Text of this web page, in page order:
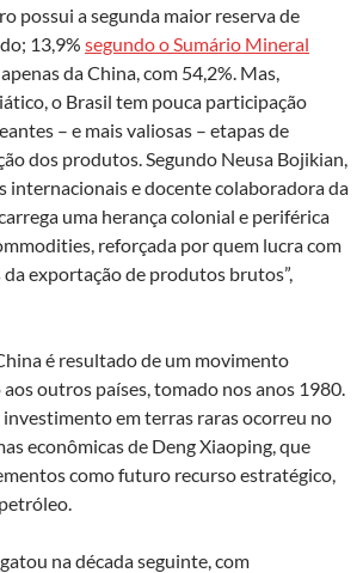
possui a segunda maior reserva de
13,9% segundo o Sumário Mineral
da China, com 54,2%. Mas,
o Brasil tem pouca participação
– e mais valiosas – etapas de
dos produtos. Segundo Neusa Bojikian,
internacionais e docente colaboradora da
uma herança colonial e periférica
reforçada por quem lucra com
exportação de produtos brutos”,
é resultado de um movimento
outros países, tomado nos anos 1980.
investimento em terras raras ocorreu no
econômicas de Deng Xiaoping, que
como futuro recurso estratégico,
na década seguinte, com